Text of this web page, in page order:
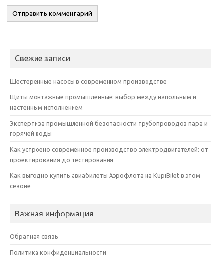
Свежие записи
Шестеренные насосы в современном производстве
Щиты монтажные промышленные: выбор между напольным и
настенным исполнением
Экспертиза промышленной безопасности трубопроводов пара и
горячей воды
Как устроено современное производство электродвигателей: от
проектирования до тестирования
Как выгодно купить авиабилеты Аэрофлота на KupiBilet в этом
сезоне
Важная информация
Обратная связь
Политика конфиденциальности